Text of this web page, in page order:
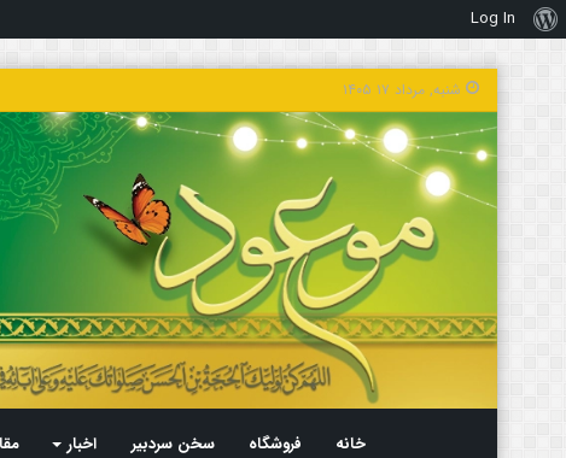
درباره
وردپرس
Log In
شنبه, مرداد ۱۷ ۱۴۰۵
خانه فروشگاه سخن سردبیر اخبار